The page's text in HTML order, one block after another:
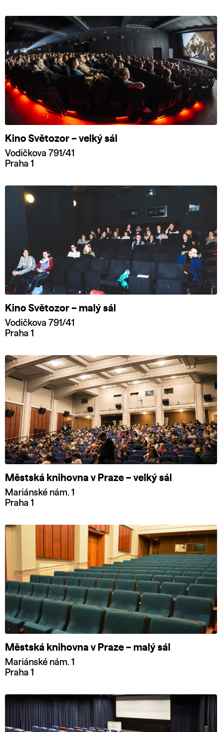
Kino Světozor – velký sál
Vodičkova 791/41
Praha 1
Kino Světozor – malý sál
Vodičkova 791/41
Praha 1
Městská knihovna v Praze – velký sál
Mariánské nám. 1
Praha 1
Městská knihovna v Praze – malý sál
Mariánské nám. 1
Praha 1